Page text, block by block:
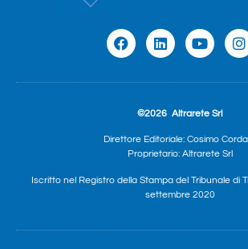
©2026 Altrarete Srl
Direttore Editoriale: Cosimo
Proprietario: Altrarete Srl
Iscritto nel Registro della Stampa del Tribunale di
settembre 2020